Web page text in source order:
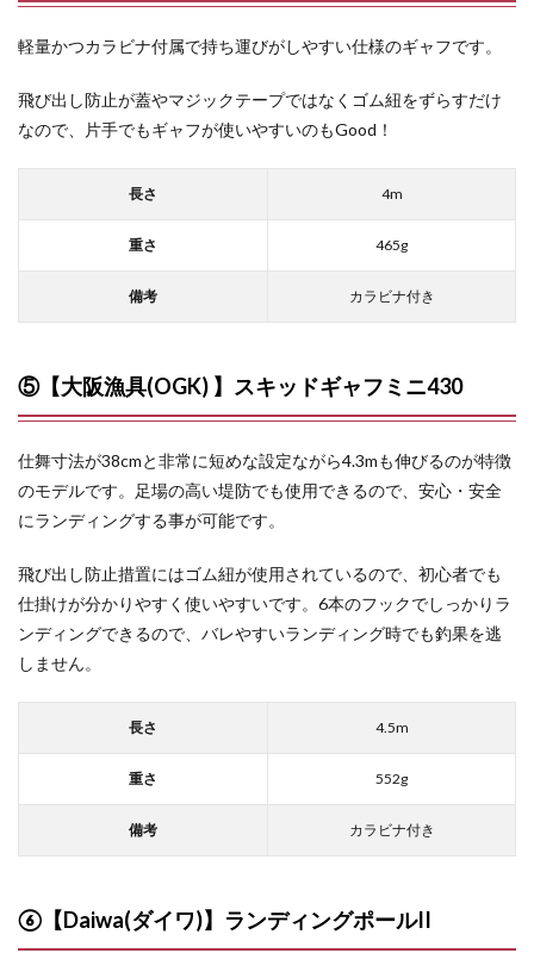
軽量かつカラビナ付属で持ち運びがしやすい仕様のギャフです。
飛び出し防止が蓋やマジックテープではなくゴム紐をずらすだけ
なので、片手でもギャフが使いやすいのもGood！
長さ 4m
重さ 465g
備考 カラビナ付き
⑤【大阪漁具(OGK) 】スキッドギャフミニ430
仕舞寸法が38cmと非常に短めな設定ながら4.3mも伸びるのが特徴
のモデルです。足場の高い堤防でも使用できるので、安心・安全
にランディングする事が可能です。
飛び出し防止措置にはゴム紐が使用されているので、初心者でも
仕掛けが分かりやすく使いやすいです。6本のフックでしっかりラ
ンディングできるので、バレやすいランディング時でも釣果を逃
しません。
長さ 4.5m
重さ 552g
備考 カラビナ付き
⑥【Daiwa(ダイワ)】ランディングポールII